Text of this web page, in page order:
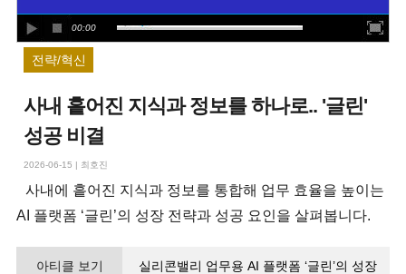
00:00
전략/혁신
사내 흩어진 지식과 정보를 하나로.. '글린'
성공 비결
2026-06-15 | 최호진
사내에 흩어진 지식과 정보를 통합해 업무 효율을 높이는
AI 플랫폼 ‘글린’의 성장 전략과 성공 요인을 살펴봅니다.
아티클 보기
실리콘밸리 업무용 AI 플랫폼 ‘글린’의 성장